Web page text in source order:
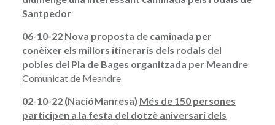
Santpedor
06-10-22 Nova proposta de caminada per
conèixer els millors itineraris dels rodals del
pobles del Pla de Bages organitzada per Meandre
Comunicat de Meandre
02-10-22 (NacióManresa) Més de 150 persones
participen a la festa del dotzè aniversari dels